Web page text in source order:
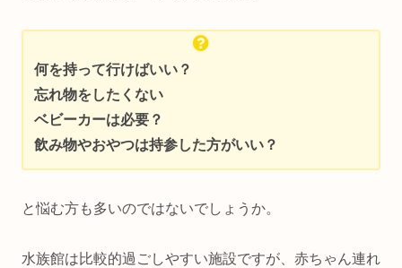
何を持って行けばいい？
忘れ物をしたくない
ベビーカーは必要？
飲み物やおやつは持参した方がいい？
と悩む方も多いのではないでしょうか。
水族館は比較的過ごしやすい施設ですが、赤ちゃん連れ